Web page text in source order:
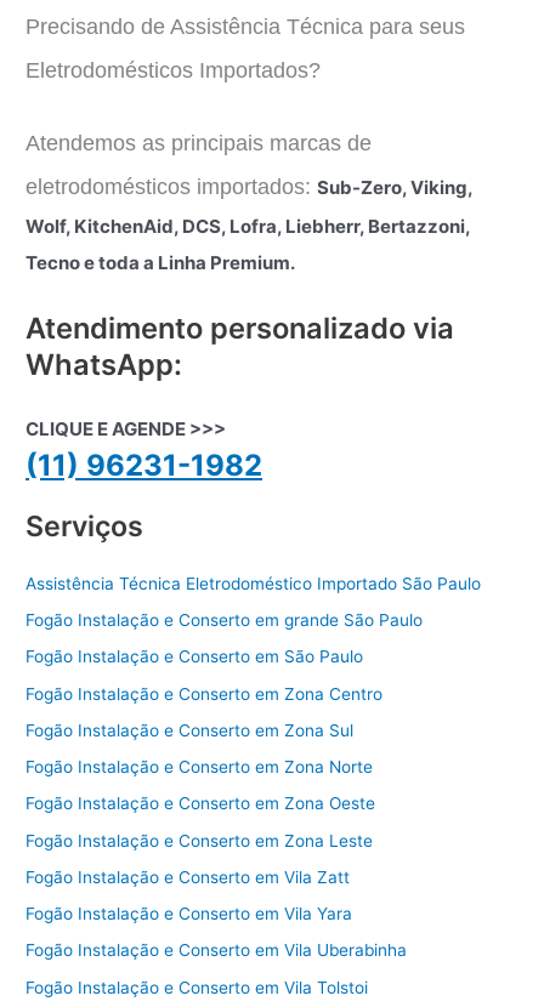
Precisando de Assistência Técnica para seus
Eletrodomésticos Importados?
Atendemos as principais marcas de
eletrodomésticos importados:Sub-Zero, Viking,
Wolf, KitchenAid, DCS, Lofra, Liebherr, Bertazzoni,
Tecno e toda a Linha Premium.
Atendimento personalizado via
WhatsApp:
CLIQUE E AGENDE >>>
(11) 96231-1982
Serviços
Assistência Técnica Eletrodoméstico Importado São Paulo
Fogão Instalação e Conserto em grande São Paulo
Fogão Instalação e Conserto em São Paulo
Fogão Instalação e Conserto em Zona Centro
Fogão Instalação e Conserto em Zona Sul
Fogão Instalação e Conserto em Zona Norte
Fogão Instalação e Conserto em Zona Oeste
Fogão Instalação e Conserto em Zona Leste
Fogão Instalação e Conserto em Vila Zatt
Fogão Instalação e Conserto em Vila Yara
Fogão Instalação e Conserto em Vila Uberabinha
Fogão Instalação e Conserto em Vila Tolstoi